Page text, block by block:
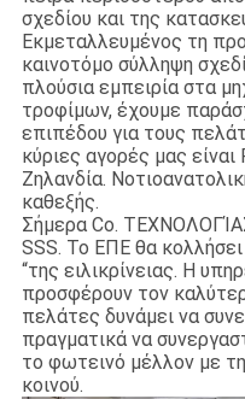
σχεδίου και της
Εκμεταλλευμένος τη
καινοτόμο σύλληψη
πλούσια εμπειρία στα
τροφίμων, έχουμε
επιπέδου για τους
κύριες αγορές μας
Ζηλανδία.
καθεξής.
Σήμερα Co.
SSS. Το ΕΠΕ θα
“της ειλικρίνειας. Η
προσφέρουν τον
πελάτες δυνάμει να
πραγματικά να
το φωτεινό μέλλον με
κοινού.